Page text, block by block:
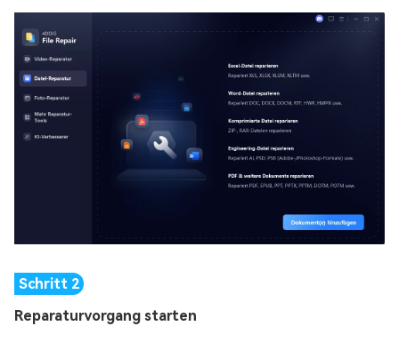
Reparaturvorgang starten